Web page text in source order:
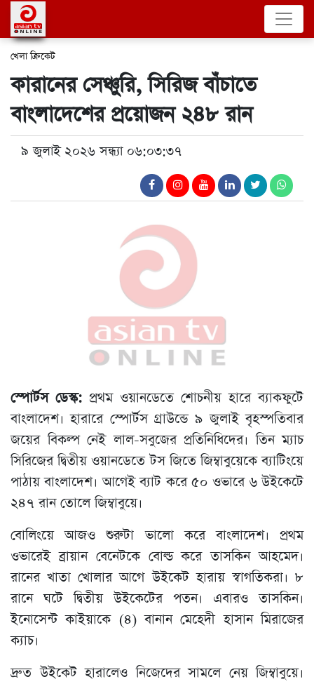
খেলা ক্রিকেট
কারানের সেঞ্চুরি, সিরিজ বাঁচাতে
বাংলাদেশের প্রয়োজন ২৪৮ রান
৯ জুলাই ২০২৬ সন্ধ্যা ০৬:০৩:৩৭
স্পোর্টস ডেস্ক: প্রথম ওয়ানডেতে শোচনীয় হারে ব্যাকফুটে
বাংলাদেশ। হারারে স্পোর্টস গ্রাউন্ডে ৯ জুলাই বৃহস্পতিবার
জয়ের বিকল্প নেই লাল-সবুজের প্রতিনিধিদের। তিন ম্যাচ
সিরিজের দ্বিতীয় ওয়ানডেতে টস জিতে জিম্বাবুয়েকে ব্যাটিংয়ে
পাঠায় বাংলাদেশ। আগেই ব্যাট করে ৫০ ওভারে ৬ উইকেটে
২৪৭ রান তোলে জিম্বাবুয়ে।
বোলিংয়ে আজও শুরুটা ভালো করে বাংলাদেশ। প্রথম
ওভারেই ব্রায়ান বেনেটকে বোল্ড করে তাসকিন আহমেদ।
রানের খাতা খোলার আগে উইকেট হারায় স্বাগতিকরা। ৮
রানে ঘটে দ্বিতীয় উইকেটের পতন। এবারও তাসকিন।
ইনোসেন্ট কাইয়াকে (৪) বানান মেহেদী হাসান মিরাজের
ক্যাচ।
দ্রুত উইকেট হারালেও নিজেদের সামলে নেয় জিম্বাবুয়ে।